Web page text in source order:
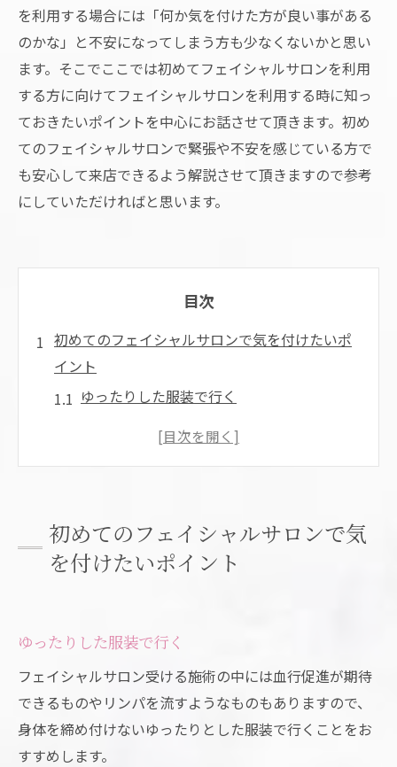
を利用する場合には「何か気を付けた方が良い事がある
のかな」と不安になってしまう方も少なくないかと思い
ます。そこでここでは初めてフェイシャルサロンを利用
する方に向けてフェイシャルサロンを利用する時に知っ
ておきたいポイントを中心にお話させて頂きます。初め
てのフェイシャルサロンで緊張や不安を感じている方で
も安心して来店できるよう解説させて頂きますので参考
にしていただければと思います。
目次
初めてのフェイシャルサロンで気を付けたいポ
イント
ゆったりした服装で行く
コンタクトやアクセサリーは外す事になる
フェイシャルサロンに行く時は化粧はどうす
る？
化粧をする場合は通常のクレンジングで落
フェイシャルサロンの選び方
目的を明確にして選ぶ
無理なく支払えるサロンを選ぶ
初めてのフェイシャルサロンで気
を付けたいポイント
ゆったりした服装で行く
フェイシャルサロン受ける施術の中には血行促進が期待
できるものやリンパを流すようなものもありますので、
身体を締め付けないゆったりとした服装で行くことをお
すすめします。